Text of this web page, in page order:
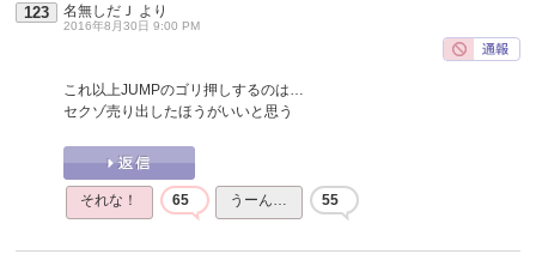
123 名無しだＪ より
2016年8月30日 9:00 PM
これ以上JUMPのゴリ押しするのは…
セクゾ売り出したほうがいいと思う
それな！ 65 うーん… 55